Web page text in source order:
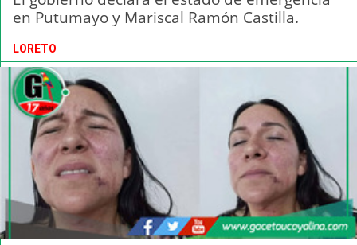
en Putumayo y Mariscal Ramón Castilla.
LORETO